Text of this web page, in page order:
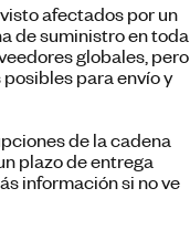
afectados por un
de suministro en toda
globales, pero
para envío y
de la cadena
plazo de entrega
información si no ve